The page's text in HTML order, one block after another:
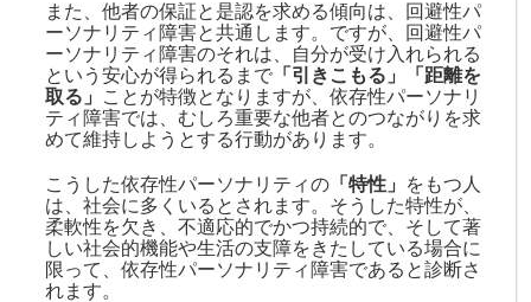
また、他者の保証と是認を求める傾向は、回避性パ
ーソナリティ障害と共通します。ですが、回避性パ
ーソナリティ障害のそれは、自分が受け入れられる
という安心が得られるまで 「引きこもる」「距離を
取る」 ことが特徴となりますが、依存性パーソナリ
ティ障害では、むしろ重要な他者とのつながりを求
めて維持しようとする行動があります。
こうした依存性パーソナリティの 「特性」 をもつ人
は、社会に多くいるとされます。そうした特性が、
柔軟性を欠き、不適応的でかつ持続的で、そして著
しい社会的機能や生活の支障をきたしている場合に
限って、依存性パーソナリティ障害であると診断さ
れます。